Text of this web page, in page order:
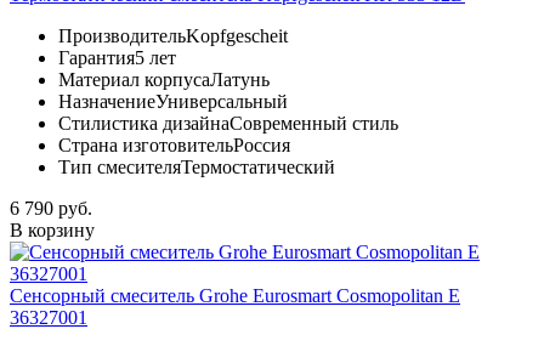
ПроизводительKopfgescheit
Гарантия5 лет
Материал корпусаЛатунь
НазначениеУниверсальный
Стилистика дизайнаСовременный стиль
Страна изготовительРоссия
Тип смесителяТермостатический
6 790 руб.
В корзину
Сенсорный смеситель Grohe Eurosmart Cosmopolitan E
36327001